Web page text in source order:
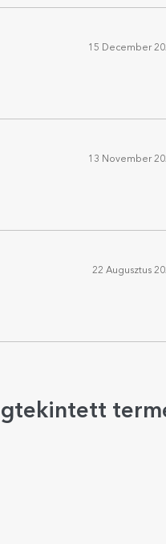
15 December
13 November
22 Augusztus